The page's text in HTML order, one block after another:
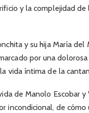
y la complejidad
y su hija María del
por una
vida íntima de la
de Manolo Escobar y
incondicional, de cómo